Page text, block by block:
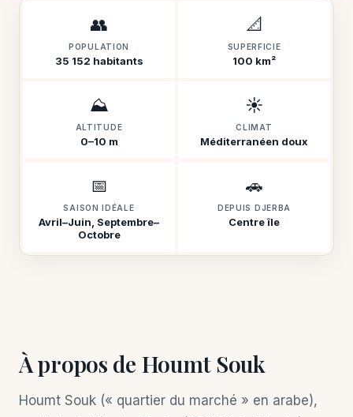
👥
POPULATION
35 152 habitants
📐
SUPERFICIE
100 km²
⛰️
ALTITUDE
0–10 m
☀️
CLIMAT
Méditerranéen doux
📅
SAISON IDÉALE
Avril–Juin, Septembre–
Octobre
🚗
DEPUIS DJERBA
Centre île
À propos de Houmt Souk
Houmt Souk (« quartier du marché » en arabe),